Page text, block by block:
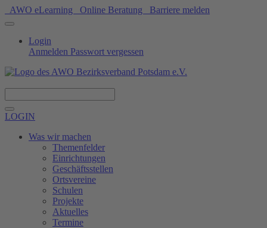
AWO eLearning Online Beratung Barriere melden
Login
Anmelden Passwort vergessen
LOGIN
Was wir machen
Themenfelder
Einrichtungen
Geschäftsstellen
Ortsvereine
Schulen
Projekte
Aktuelles
Termine